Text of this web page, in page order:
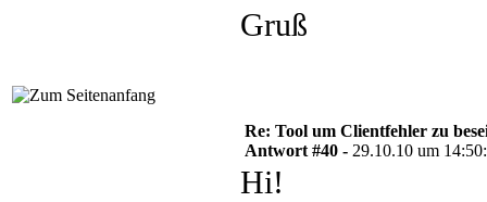
Gruß
Re: Tool um Clientfehler zu
Antwort #40 - 29.10.10 um
Hi!